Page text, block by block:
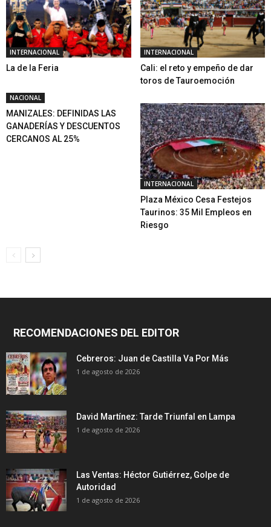
INTERNACIONAL
La de la Feria
INTERNACIONAL
Cali: el reto y empeño de dar
toros de Tauroemoción
NACIONAL
MANIZALES: DEFINIDAS LAS
GANADERÍAS Y DESCUENTOS
CERCANOS AL 25%
INTERNACIONAL
Plaza México Cesa Festejos
Taurinos: 35 Mil Empleos en
Riesgo
RECOMENDACIONES DEL EDITOR
Cebreros: Juan de Castilla Va Por Más
1 de agosto de 2026
David Martínez: Tarde Triunfal en Lampa
1 de agosto de 2026
Las Ventas: Héctor Gutiérrez, Golpe de
Autoridad
1 de agosto de 2026